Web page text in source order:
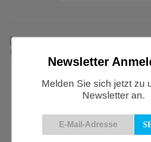
Provincial, Cashmere-Merino
Newsletter
Melden Sie sich jetzt zu
Newsletter an.